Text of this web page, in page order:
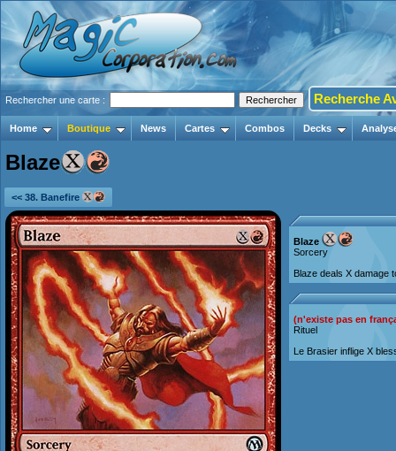
Rechercher une carte : Recherche
Home Boutique News Cartes Combos Decks
Blaze
<< 38. Banefire
Blaze
Sorcery
Blaze deals X damage
(n'existe pas en
Rituel
Le Brasier inflige X